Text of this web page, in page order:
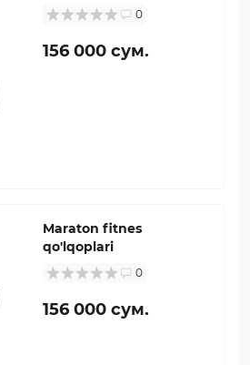
0
156 000 сум.
Maraton fitnes
qo'lqoplari
0
156 000 сум.